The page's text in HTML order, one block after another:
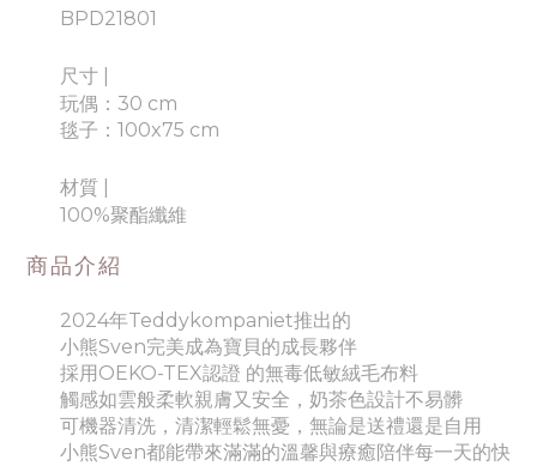
BPD21801
尺寸 |
玩偶：30 cm
毯子：100x75 cm
材質
100%聚酯纖維
商品介紹
2024年Teddykompaniet推出的
小熊Sven完美成為寶貝的成長夥伴
採用OEKO-TEX認證 的無毒低敏絨毛布料
觸感如雲般柔軟親膚又安全， 奶茶色設計不易髒
可機器清洗，清潔輕鬆無憂， 無論是送禮還是自用
小熊Sven都能帶來滿滿的溫馨與療癒陪伴每一天的快